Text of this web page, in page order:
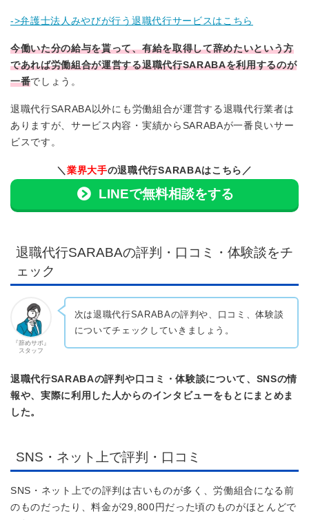
->弁護士法人みやびが行う退職代行サービスはこちら
今働いた分の給与を貰って、有給を取得して辞めたいという方
であれば労働組合が運営する退職代行SARABAを利用するのが
一番でしょう。
退職代行SARABA以外にも労働組合が運営する退職代行業者は
ありますが、サービス内容・実績からSARABAが一番良いサー
ビスです。
＼業界大手の退職代行SARABAはこちら／
LINEで無料相談をする
退職代行SARABAの評判・口コミ・体験談をチ
ェック
『辞めサポ』
スタッフ
次は退職代行SARABAの評判や、口コミ、体験談
についてチェックしていきましょう。
退職代行SARABAの評判や口コミ・体験談について、SNSの情
報や、実際に利用した人からのインタビューをもとにまとめま
した。
SNS・ネット上で評判・口コミ
SNS・ネット上での評判は古いものが多く、労働組合になる前
のものだったり、料金が29,800円だった頃のものがほとんどで